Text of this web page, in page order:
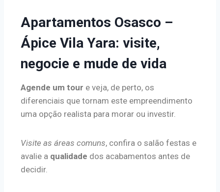
Apartamentos Osasco –
Ápice Vila Yara: visite,
negocie e mude de vida
Agende um tour e veja, de perto, os
diferenciais que tornam este empreendimento
uma opção realista para morar ou investir.
Visite as áreas comuns, confira o salão festas e
avalie a qualidade dos acabamentos antes de
decidir.